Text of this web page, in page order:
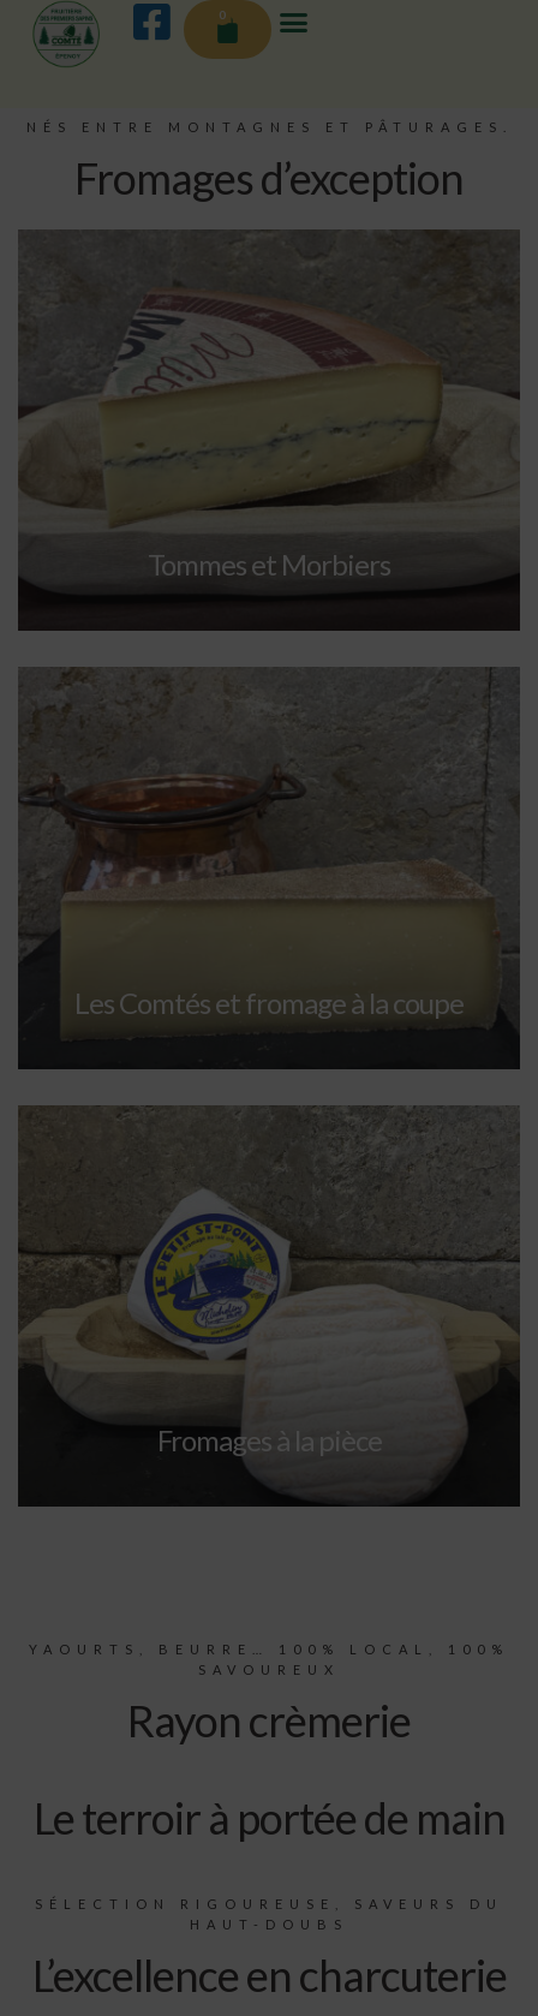
0
NÉS ENTRE MONTAGNES ET PÂTURAGES.
Fromages d’exception
Tommes et Morbiers
Les Comtés et fromage à la coupe
Fromages à la pièce
YAOURTS, BEURRE… 100% LOCAL, 100%
SAVOUREUX
Rayon crèmerie
Le terroir à portée de main
SÉLECTION RIGOUREUSE, SAVEURS DU
HAUT-DOUBS
L’excellence en charcuterie